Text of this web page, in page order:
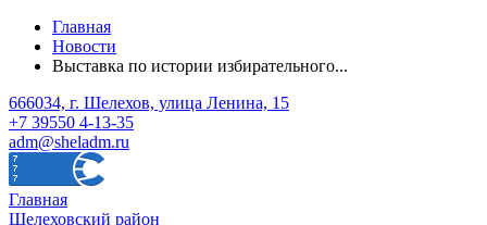
Главная
Новости
Выставка по истории избирательного...
666034, г. Шелехов, улица Ленина, 15
+7 39550 4-13-35
adm@sheladm.ru
Главная
Шелеховский район